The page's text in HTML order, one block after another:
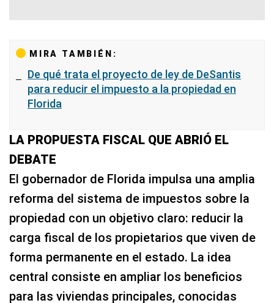
MIRA TAMBIÉN:
De qué trata el proyecto de ley de DeSantis
para reducir el impuesto a la propiedad en
Florida
LA PROPUESTA FISCAL QUE ABRIÓ EL
DEBATE
El gobernador de Florida impulsa una amplia
reforma del sistema de impuestos sobre la
propiedad con un objetivo claro: reducir la
carga fiscal de los propietarios que viven de
forma permanente en el estado. La idea
central consiste en ampliar los beneficios
para las viviendas principales, conocidas